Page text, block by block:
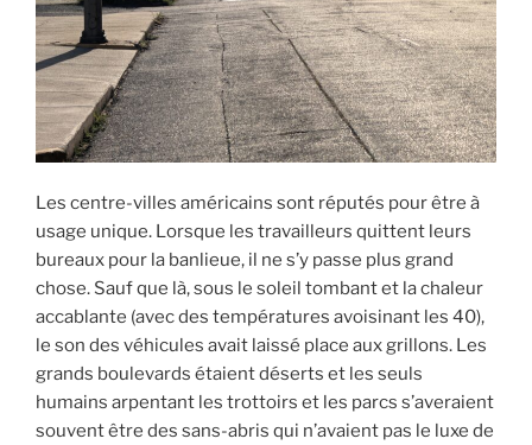
Les centre-villes américains sont réputés pour être à
usage unique. Lorsque les travailleurs quittent leurs
bureaux pour la banlieue, il ne s’y passe plus grand
chose. Sauf que là, sous le soleil tombant et la chaleur
accablante (avec des températures avoisinant les 40),
le son des véhicules avait laissé place aux grillons. Les
grands boulevards étaient déserts et les seuls
humains arpentant les trottoirs et les parcs s’averaient
souvent être des sans-abris qui n’avaient pas le luxe de